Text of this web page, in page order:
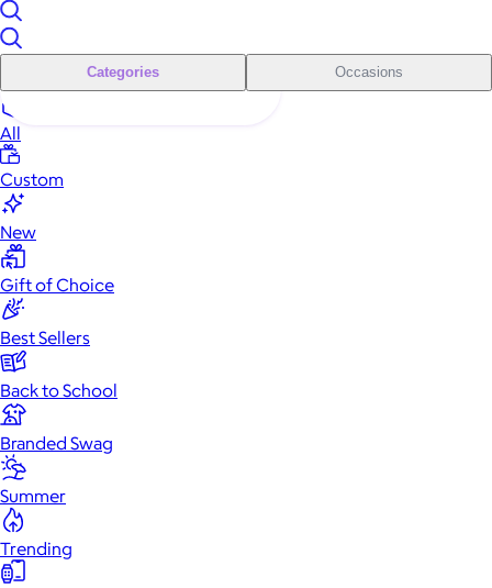
Categories Occasions
All
Custom
New
Gift of Choice
Best Sellers
Back to School
Branded Swag
Summer
Trending